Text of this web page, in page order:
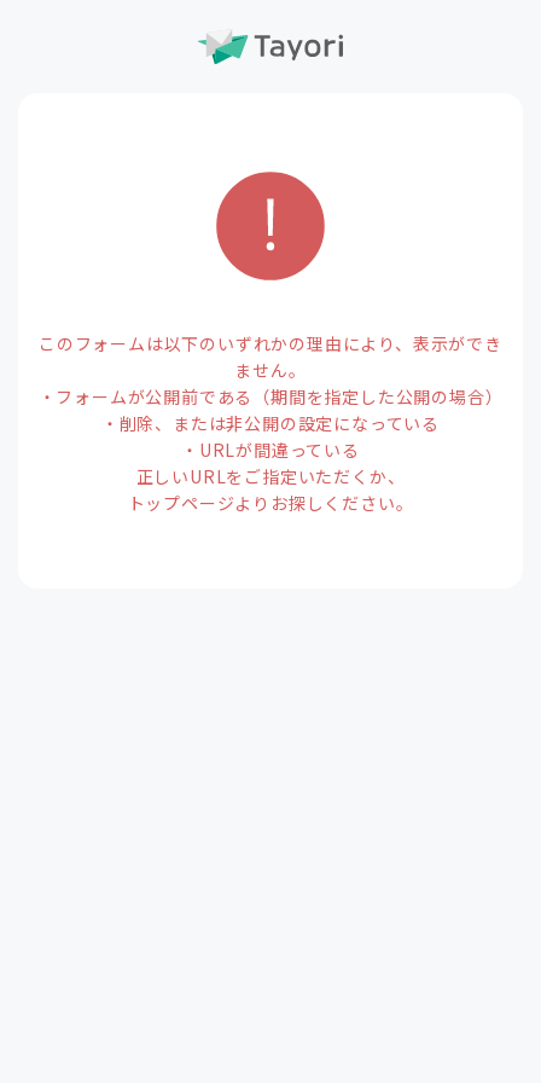
このフォームは以下のいずれかの理由により、表示ができ
ません。
・フォームが公開前である（期間を指定した公開の場合）
・削除、または非公開の設定になっている
・URLが間違っている
正しいURLをご指定いただくか、
トップページよりお探しください。